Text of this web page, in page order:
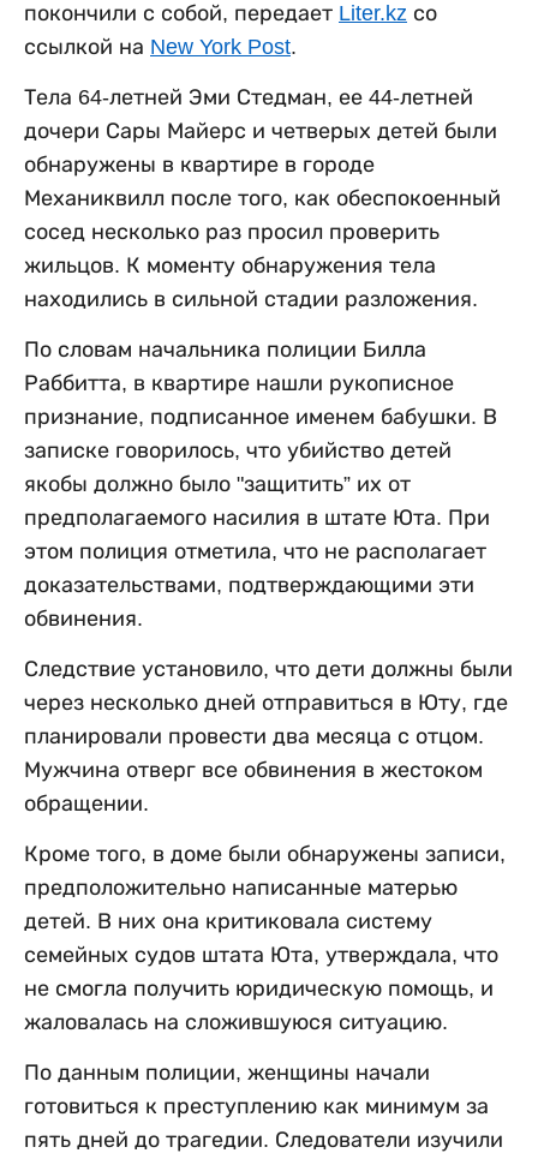
покончили с собой, передает Liter.kz со
ссылкой на New York Post.
Тела 64-летней Эми Стедман, ее 44-летней
дочери Сары Майерс и четверых детей были
обнаружены в квартире в городе
Механиквилл после того, как обеспокоенный
сосед несколько раз просил проверить
жильцов. К моменту обнаружения тела
находились в сильной стадии разложения.
По словам начальника полиции Билла
Раббитта, в квартире нашли рукописное
признание, подписанное именем бабушки. В
записке говорилось, что убийство детей
якобы должно было "защитить” их от
предполагаемого насилия в штате Юта. При
этом полиция отметила, что не располагает
доказательствами, подтверждающими эти
обвинения.
Следствие установило, что дети должны были
через несколько дней отправиться в Юту, где
планировали провести два месяца с отцом.
Мужчина отверг все обвинения в жестоком
обращении.
Кроме того, в доме были обнаружены записи,
предположительно написанные матерью
детей. В них она критиковала систему
семейных судов штата Юта, утверждала, что
не смогла получить юридическую помощь, и
жаловалась на сложившуюся ситуацию.
По данным полиции, женщины начали
готовиться к преступлению как минимум за
пять дней до трагедии. Следователи изучили